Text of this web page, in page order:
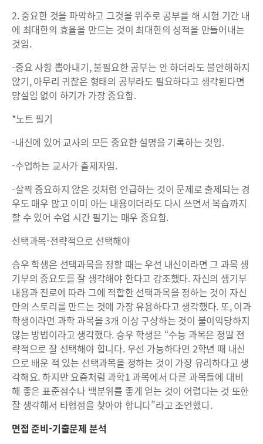
2. 중요한 것을 파악하고 그것을 위주로 공부를 해 시험 기간 내
에 최대한의 효율을 만드는 것이 최대한의 성적을 만들어내는
것임.
-중요 사항 뽑아내기, 불필요한 공부는 안 하더라도 불안해하지
않기, 아무리 귀찮은 형태의 공부라도 필요하다고 생각된다면
망설임 없이 하기가 가장 중요함.
*노트 필기
-내신에 있어 교사의 모든 중요한 설명을 기록하는 것임.
-수업하는 교사가 출제자임.
-살짝 중요하지 않은 것처럼 언급하는 것이 문제로 출제되는 경
우도 매우 많고 이미 아는 내용이더라도 다시 쓰면서 복습까지
할 수 있어 수업 시간 필기는 매우 중요함.
선택과목-전략적으로 선택해야
승우 학생은 선택과목을 정할 때는 우선 내신이라면 그 과목 생
기부의 중요도를 잘 생각해야 한다고 강조했다. 자신의 생기부
내용과 진로에 따라 그에 적합한 선택과목을 정하는 것이 자신
만의 스토리를 만드는 것에 가장 유용하다고 생각했다. 또, 이과
학생이라면 과학 과목을 3개 이상 구상하는 것이 불이익당하지
않는 방법이라고 생각했다. 승우 학생은 “수능 과목은 정말 전
략적으로 잘 선택해야 합니다. 우선 가능하다면 2학년 때 내신
으로 배운 적 있는 선택과목을 정하는 것이 가장 유리하다고 생
각해요. 하지만 요즘처럼 과학1 과목에서 다른 과목들에 대비
해 좋은 표준점수나 백분위를 좋게 얻는 것이 어렵다는 것 또한
잘 생각해서 타협점을 찾아야 합니다”라고 조언했다.
면접 준비-기출문제 분석